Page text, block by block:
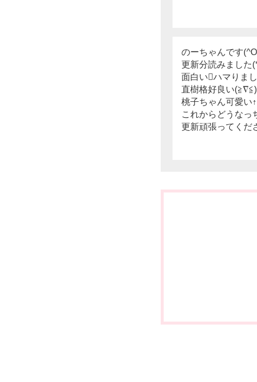
のーちゃんです
更新分読みました
面白いハマりま
直樹格好良い
桃子ちゃん可愛い
これからどうなっ
更新頑張ってくだ